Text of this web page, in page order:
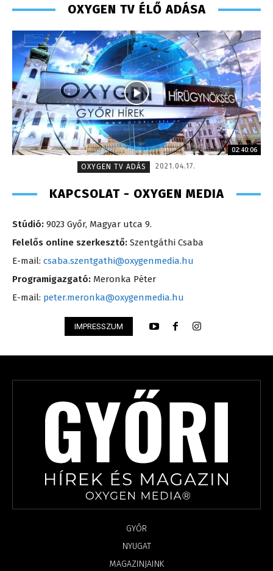
OXYGEN TV ÉLŐ ADÁSA
02:40:06
OXYGEN TV ADÁS
2021.04.17.
KAPCSOLAT - OXYGEN MEDIA
Stúdió: 9023 Győr, Magyar utca 9.
Felelős online szerkesztő: Szentgáthi Csaba
E-mail: csaba.szentgathi@oxygenmedia.hu
Programigazgató: Meronka Péter
E-mail: peter.meronka@oxygenmedia.hu
IMPRESSZUM
GYŐR
NYUGAT
MAGAZINJAINK